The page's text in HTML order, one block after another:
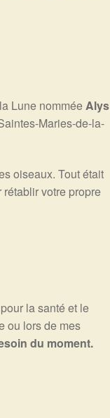
Lune nomméeAlys
Maries-de-la-
oiseaux. Tout était
votre propre
la santé et le
ou lors de mes
du moment.